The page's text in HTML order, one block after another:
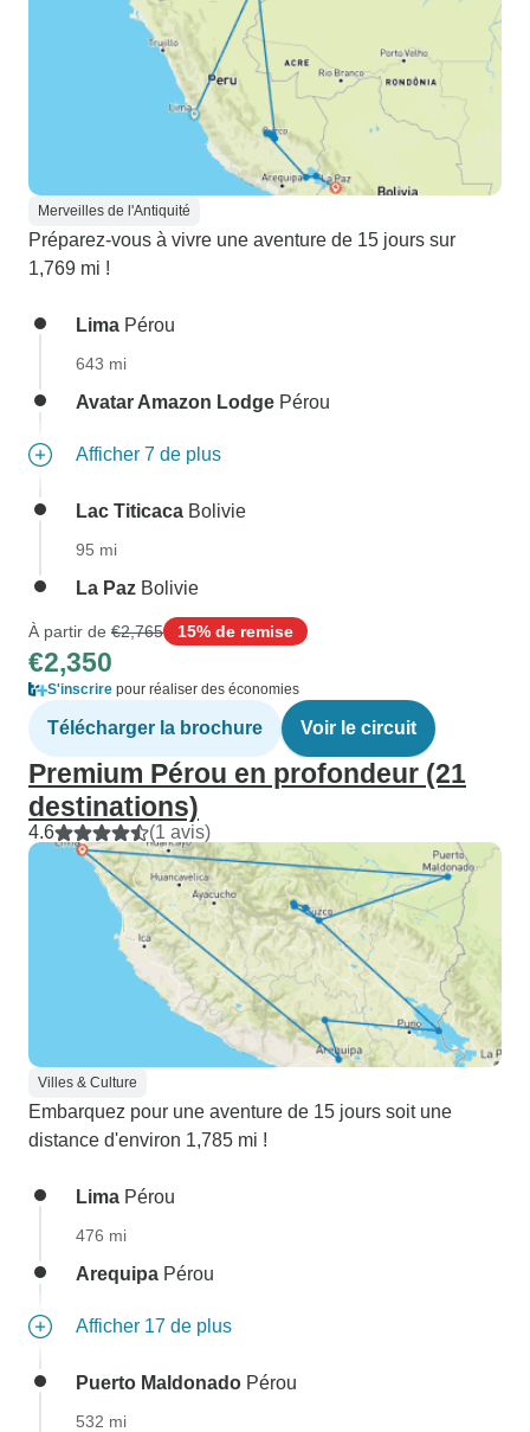
Merveilles de l'Antiquité
Préparez-vous à vivre une aventure de 15 jours sur
1,769 mi !
Lima Pérou
643 mi
Avatar Amazon Lodge Pérou
Afficher 7 de plus
Lac Titicaca Bolivie
95 mi
La Paz Bolivie
À partir de €2,765 15% de remise
€2,350
S'inscrire pour réaliser des économies
Télécharger la brochure Voir le circuit
Premium Pérou en profondeur (21
destinations)
4.6 (1 avis)
Villes & Culture
Embarquez pour une aventure de 15 jours soit une
distance d'environ 1,785 mi !
Lima Pérou
476 mi
Arequipa Pérou
Afficher 17 de plus
Puerto Maldonado Pérou
532 mi